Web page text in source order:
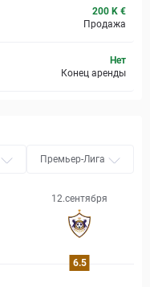
200 K €
Продажа
Нет
Конец аренды
Премьер-Лига
12.сентября
6.5